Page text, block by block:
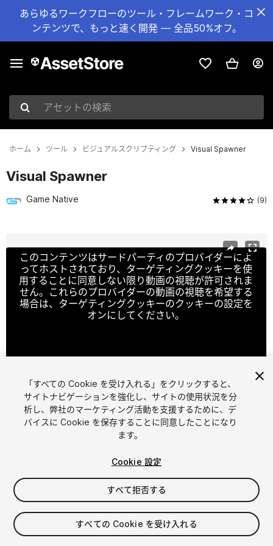
あらゆるワークフローのツール・フレームワーク・コ
ンテンツで、もっと速く開発 — 全品50%オフ。
アセットの検索
ホーム ツール ビジュアルスクリプティング Visual Spawner
Visual Spawner
Game Native (9)
このコンテンツはサードパーティのプロバイダーによ
ってホストされており、ターゲティングクッキーを使
用することに同意しない限り動画の視聴が許可されま
せん。これらのプロバイダーの動画の視聴を希望する
場合は、ターゲティングクッキーのクッキーの設定を
オンにしてください。
1 /6
$10
シート 1
「すべての Cookie を受け入れる」をクリックすると、
サイトナビゲーションを強化し、サイトの使用状況を分
析し、弊社のマーケティング活動を支援するために、デ
バイスに Cookie を保存することに同意したことになり
ます。
Cookie 設定
すべて拒否する
すべての Cookie を受け入れる